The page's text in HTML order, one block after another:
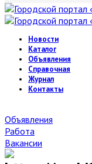
Новости
Каталог
Объявления
Справочная
Журнал
Контакты
Объявления
Работа
Вакансии